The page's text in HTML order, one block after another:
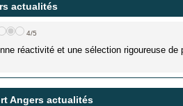
actualités
4/5
réactivité et une sélection rigoureuse
Angers actualités